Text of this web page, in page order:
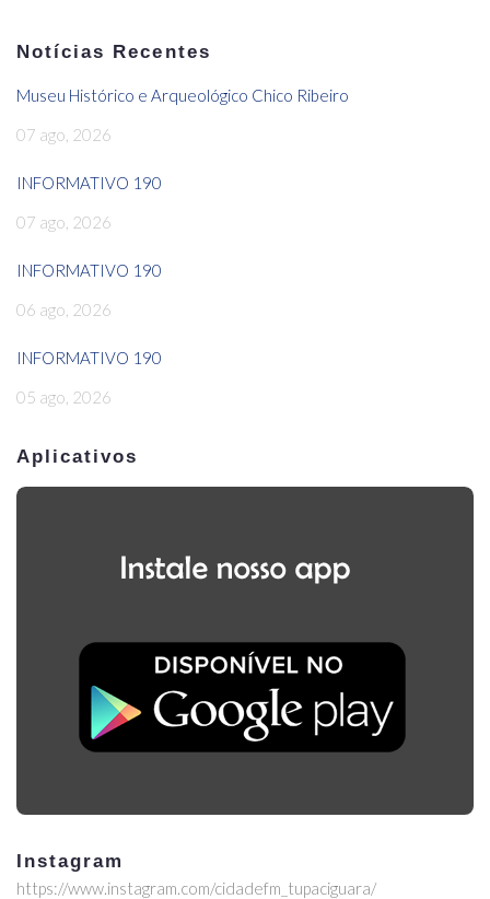
Notícias Recentes
Museu Histórico e Arqueológico Chico Ribeiro
07 ago, 2026
INFORMATIVO 190
07 ago, 2026
INFORMATIVO 190
06 ago, 2026
INFORMATIVO 190
05 ago, 2026
Aplicativos
Instagram
https://www.instagram.com/cidadefm_tupaciguara/